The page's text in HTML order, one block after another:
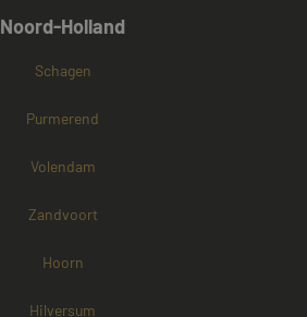
Noord-Holland
Schagen
Purmerend
Volendam
Zandvoort
Hoorn
Hilversum